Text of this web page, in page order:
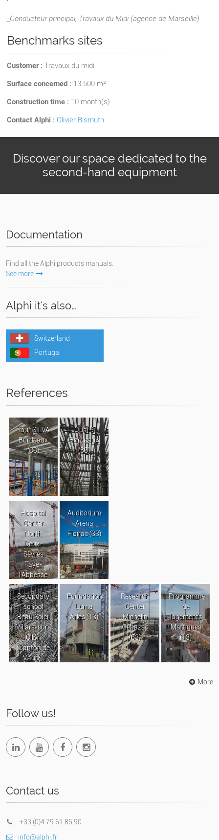
_Conducteur principal, Travaux du Midi (agence de Marseille)
Benchmarks sites
Customer : Travaux du midi
Surface concerned : 13 500 m²
Construction time : 10 month(s)
Contact Alphi : Olivier Bismuth
Discover our space dedicated to the
second-hand equipment
Documentation
Find all the Alphi products manuals.
See more
Alphi it's also…
Switzerland
Portugal
References
Tour SILVA
Bordeaux
(33)
Quai 9
Bordeaux
(33)
Hospital
Center
North
Deux-
Sèvres
Faye-
l’Abbesse
Auditorium
Arena
Floirac (33)
Secondary
school
Beau Soleil
Villars-sur-
Ollon
(Canton de
Vaud -
Foundation
Luma
Arles (13)
Research
Center
Michelin
Cébazat
(63)
Programme
de
logements
Martigues
(13)
More
Follow us!
Contact us
+33 (0)4 79 61 85 90
info@alphi.fr